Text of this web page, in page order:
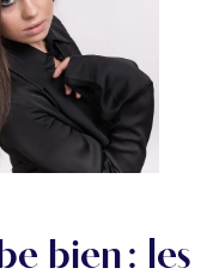
bien : les